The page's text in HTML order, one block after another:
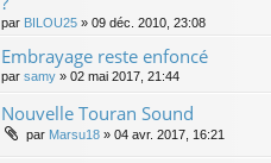
par BILOU25 » 09 déc. 2010, 23:08
Embrayage reste enfoncé
par samy » 02 mai 2017, 21:44
Nouvelle Touran Sound
par Marsu18 » 04 avr. 2017, 16:21